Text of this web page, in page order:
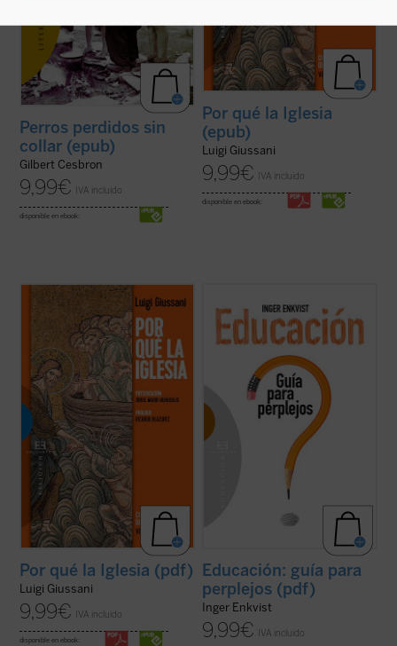
Perros perdidos sin
collar (epub)
Gilbert Cesbron
9,99€ IVA incluido
disponible en ebook:
Por qué la Iglesia
(epub)
Luigi Giussani
9,99€ IVA incluido
disponible en ebook:
«Viviendo la experiencia de la comunidad
cristiana el hombre de hoy puede verificar
que esta realidad no es solamente humana,
sino que esta vida corresponde a las
exigencias más radicales del corazón, que
permite encarar las circunstancias y los ...
(ver ficha)
Por qué la Iglesia (pdf)
Luigi Giussani
9,99€ IVA incluido
disponible en ebook:
Educación: guía para
perplejos (pdf)
Inger Enkvist
9,99€ IVA incluido